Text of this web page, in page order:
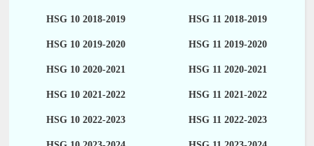
HSG 10 2018-2019 HSG 11 2018-2019
HSG 10 2019-2020 HSG 11 2019-2020
HSG 10 2020-2021 HSG 11 2020-2021
HSG 10 2021-2022 HSG 11 2021-2022
HSG 10 2022-2023 HSG 11 2022-2023